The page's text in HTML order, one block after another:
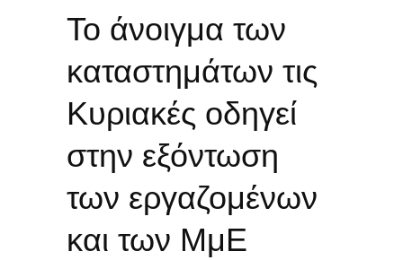
Το άνοιγμα των
καταστημάτων τις
Κυριακές οδηγεί
στην εξόντωση
των εργαζομένων
και των ΜμΕ